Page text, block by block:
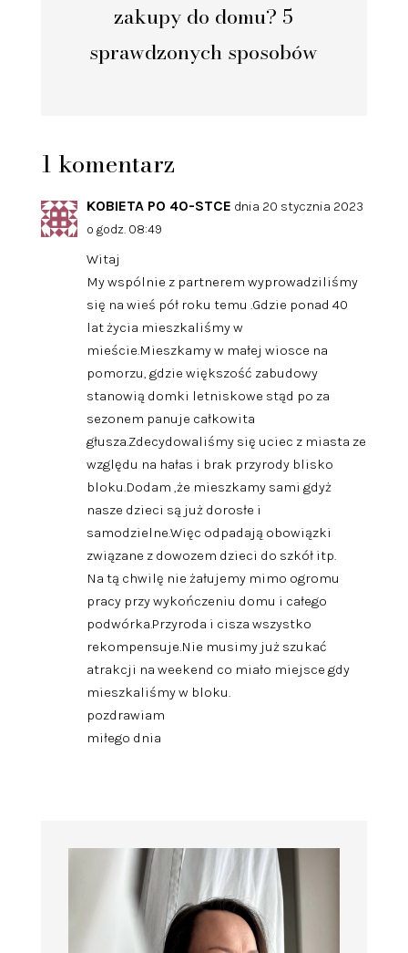
zakupy do domu? 5
sprawdzonych sposobów
1 komentarz
KOBIETA PO 40-STCE dnia 20 stycznia 2023
o godz. 08:49
Witaj
My wspólnie z partnerem wyprowadziliśmy
się na wieś pół roku temu .Gdzie ponad 40
lat życia mieszkaliśmy w
mieście.Mieszkamy w małej wiosce na
pomorzu, gdzie większość zabudowy
stanowią domki letniskowe stąd po za
sezonem panuje całkowita
głusza.Zdecydowaliśmy się uciec z miasta ze
względu na hałas i brak przyrody blisko
bloku.Dodam ,że mieszkamy sami gdyż
nasze dzieci są już dorosłe i
samodzielne.Więc odpadają obowiązki
związane z dowozem dzieci do szkół itp.
Na tą chwilę nie żałujemy mimo ogromu
pracy przy wykończeniu domu i całego
podwórka.Przyroda i cisza wszystko
rekompensuje.Nie musimy już szukać
atrakcji na weekend co miało miejsce gdy
mieszkaliśmy w bloku.
pozdrawiam
miłego dnia